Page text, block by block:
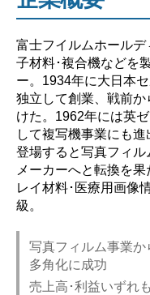
富士フイルムホール
子材料･複合機などを
ー。1934年に大日本
独立して創業、戦前
けた。1962年には英
して複写機事業にも
登場すると写真フィ
メーカーへと転換を
レイ材料･医療用画像
級。
写真フィルム事業
多角化に成功
売上高･利益いずれ